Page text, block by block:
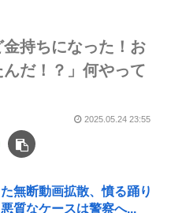
持ちになった！お
だ！？」何やって
2025.05.24 23:55
無断動画拡散、憤る踊り
質なケースは警察へ...